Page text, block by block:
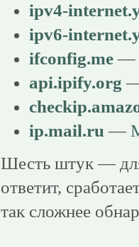
ipv4-
ipv6-
ifconfig.me—
api.ipify.org —
ip.mail.ru —
Шесть штук — для
ответит,
так сложнее